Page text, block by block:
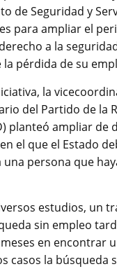
de Seguridad y
para ampliar el
a la
pérdida de su
la
del Partido de la
planteó ampliar de
el que el Estado
una persona que
estudios, un
sin empleo
en encontrar
casos la búsqueda